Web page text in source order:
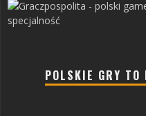
POLSKIE GRY TO